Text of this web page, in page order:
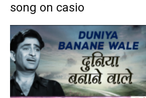
song on casio